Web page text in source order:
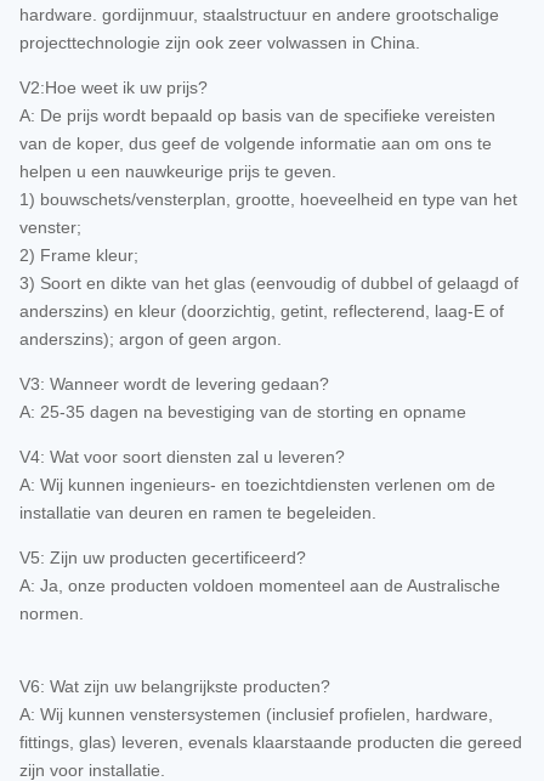
hardware. gordijnmuur, staalstructuur en andere grootschalige
projecttechnologie zijn ook zeer volwassen in China.
V2:Hoe weet ik uw prijs?
A: De prijs wordt bepaald op basis van de specifieke vereisten
van de koper, dus geef de volgende informatie aan om ons te
helpen u een nauwkeurige prijs te geven.
1) bouwschets/vensterplan, grootte, hoeveelheid en type van het
venster;
2) Frame kleur;
3) Soort en dikte van het glas (eenvoudig of dubbel of gelaagd of
anderszins) en kleur (doorzichtig, getint, reflecterend, laag-E of
anderszins); argon of geen argon.
V3: Wanneer wordt de levering gedaan?
A: 25-35 dagen na bevestiging van de storting en opname
V4: Wat voor soort diensten zal u leveren?
A: Wij kunnen ingenieurs- en toezichtdiensten verlenen om de
installatie van deuren en ramen te begeleiden.
V5: Zijn uw producten gecertificeerd?
A: Ja, onze producten voldoen momenteel aan de Australische
normen.
V6: Wat zijn uw belangrijkste producten?
A: Wij kunnen venstersystemen (inclusief profielen, hardware,
fittings, glas) leveren, evenals klaarstaande producten die gereed
zijn voor installatie.